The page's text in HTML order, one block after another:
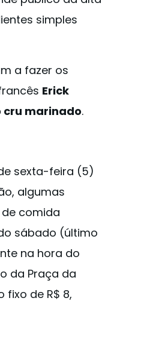
simples
a fazer os
Erick
cru marinado.
sexta-feira (5)
algumas
comida
sábado (último
na hora do
da Praça da
fixo de R$ 8,